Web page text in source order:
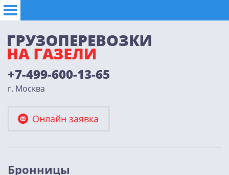
+7-499-600-13-65
г. Москва
Онлайн заявка
Бронницы